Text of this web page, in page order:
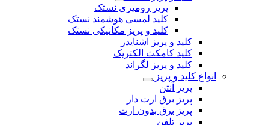
پریز رومیزی نستک
کلید لمسی هوشمند نستک
کلید و پریز مکانیکی نستک
کلید و پریز اشنایدر
کلید کامکث الکتریک
کلید و پریز لگراند
انواع کلید و پریز
پریز آنتن
پریز برق ارت دار
پریز برق بدون ارت
پریز تلفن